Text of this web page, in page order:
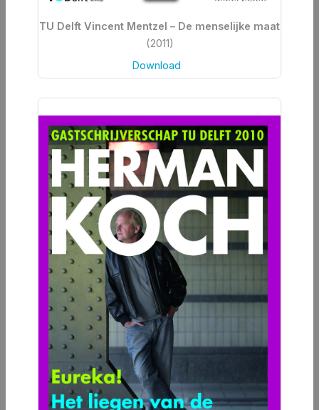
TU Delft Vincent Mentzel – De menselijke maat
(2011)
Download